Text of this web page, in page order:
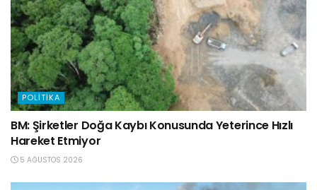
POLITIKA
BM: Şirketler Doğa Kaybı Konusunda Yeterince Hızlı
Hareket Etmiyor
5 AĞUSTOS 2026